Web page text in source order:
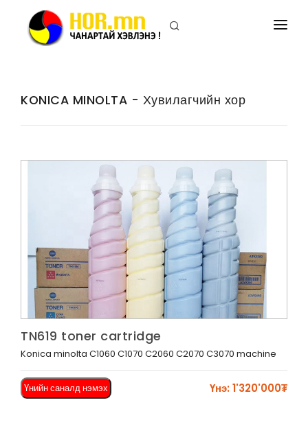
БИДНИЙ ТУХАЙ
ХОЛБОО БАРИХ
KONICA MINOLTA - Хувилагчийн хор
Харах
TN619 toner cartridge
Konica minolta C1060 C1070 C2060 C2070 C3070 machine
Үнийн саналд нэмэх Үнэ: 1'320'000₮